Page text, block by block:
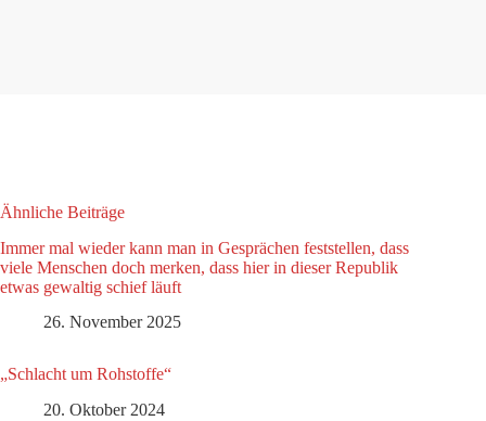
Ähnliche Beiträge
Immer mal wieder kann man in Gesprächen feststellen, dass
viele Menschen doch merken, dass hier in dieser Republik
etwas gewaltig schief läuft
26. November 2025
„Schlacht um Rohstoffe“
20. Oktober 2024